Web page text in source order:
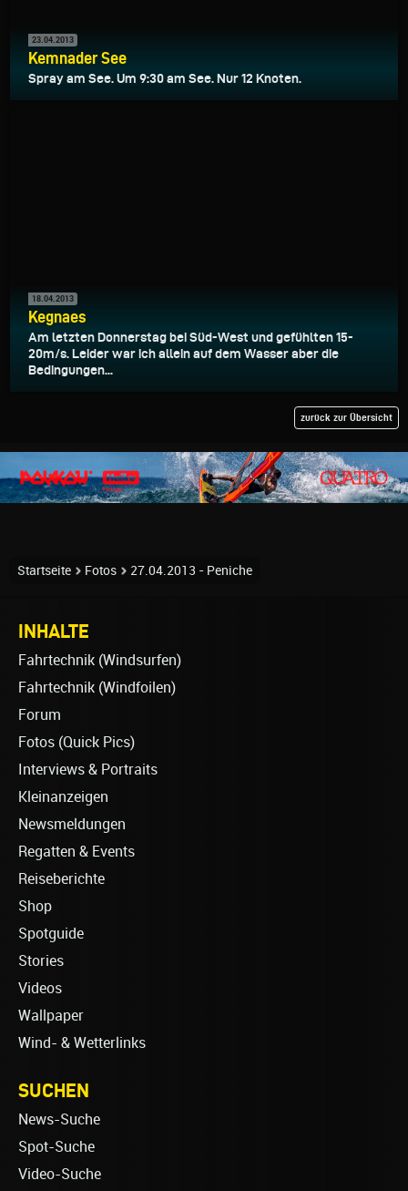
23.04.2013
Kemnader See
Spray am See. Um 9:30 am See. Nur 12 Knoten.
18.04.2013
Kegnaes
Am letzten Donnerstag bei Süd-West und gefühlten 15-
20m/s. Leider war ich allein auf dem Wasser aber die
Bedingungen...
zurück zur Übersicht
Startseite Fotos 27.04.2013 - Peniche
INHALTE
Fahrtechnik (Windsurfen)
Fahrtechnik (Windfoilen)
Forum
Fotos (Quick Pics)
Interviews & Portraits
Kleinanzeigen
Newsmeldungen
Regatten & Events
Reiseberichte
Shop
Spotguide
Stories
Videos
Wallpaper
Wind- & Wetterlinks
SUCHEN
News-Suche
Spot-Suche
Video-Suche